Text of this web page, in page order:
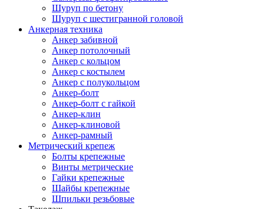
Шуруп по бетону
Шуруп с шестигранной головой
Анкерная техника
Анкер забивной
Анкер потолочный
Анкер с кольцом
Анкер с костылем
Анкер с полукольцом
Анкер-болт
Анкер-болт с гайкой
Анкер-клин
Анкер-клиновой
Анкер-рамный
Метрический крепеж
Болты крепежные
Винты метрические
Гайки крепежные
Шайбы крепежные
Шпильки резьбовые